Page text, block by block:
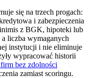
się na trzech progach:
i zabezpieczenia
z BGK, hipoteki lub
liczba wymaganych
instytucji i nie eliminuje
wypracować historii
bez zdolności
zamiast scoringu.